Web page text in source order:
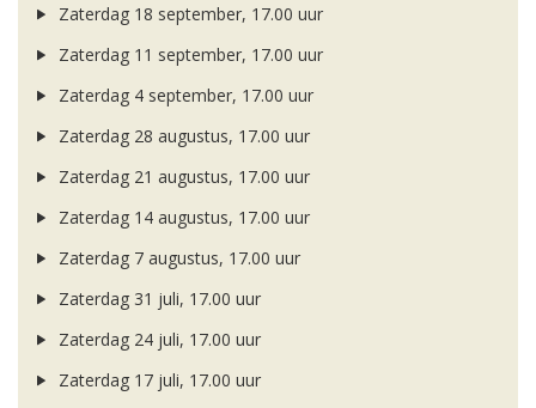
Zaterdag 18 september, 17.00 uur
Zaterdag 11 september, 17.00 uur
Zaterdag 4 september, 17.00 uur
Zaterdag 28 augustus, 17.00 uur
Zaterdag 21 augustus, 17.00 uur
Zaterdag 14 augustus, 17.00 uur
Zaterdag 7 augustus, 17.00 uur
Zaterdag 31 juli, 17.00 uur
Zaterdag 24 juli, 17.00 uur
Zaterdag 17 juli, 17.00 uur